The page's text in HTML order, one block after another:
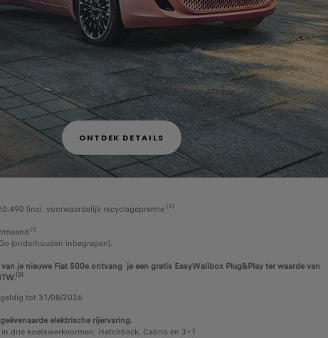
ONTDEK DETAILS
(incl. voorwaardelijk recyclagepremie (2)
maand (i)
(onderhouden inbegrepen).
je nieuwe Fiat 500e ontvang je een gratis EasyWallbox Plug&Play ter waarde van
(3)
tot 31/08/2026
elektrische rijervaring.
drie koetswerkvormen: Hatchback, Cabrio en 3+1​